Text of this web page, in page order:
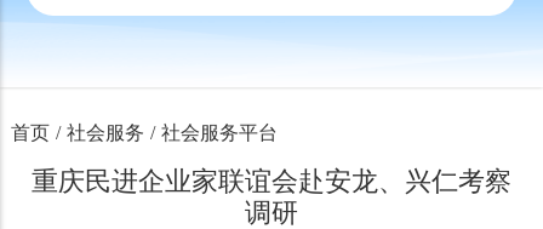
首页 / 社会服务 / 社会服务平台
重庆民进企业家联谊会赴安龙、兴仁考察
调研